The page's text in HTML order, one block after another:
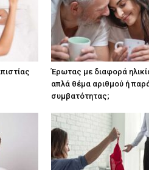
Έρωτας με διαφορά
απλά θέμα αριθμού ή
συμβατότητας;